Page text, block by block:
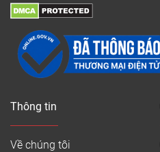
Thông tin
Về chúng tôi